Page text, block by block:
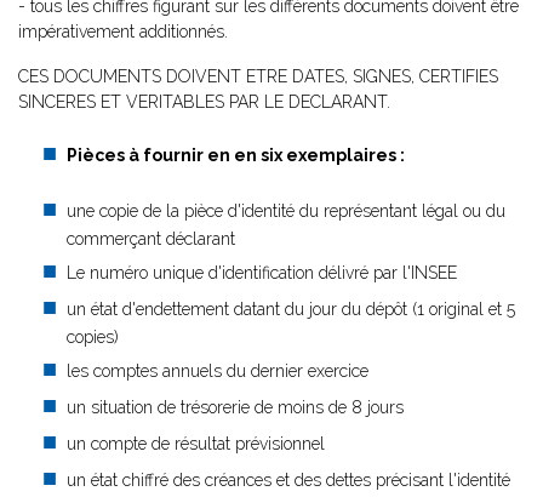
- tous les chiffres figurant sur les différents documents doivent être
impérativement additionnés.
CES DOCUMENTS DOIVENT ETRE DATES, SIGNES, CERTIFIES
SINCERES ET VERITABLES PAR LE DECLARANT.
Pièces à fournir en en six exemplaires :
une copie de la pièce d'identité du représentant légal ou du
commerçant déclarant
Le numéro unique d'identification délivré par l'INSEE
un état d'endettement datant du jour du dépôt (1 original et 5
copies)
les comptes annuels du dernier exercice
un situation de trésorerie de moins de 8 jours
un compte de résultat prévisionnel
un état chiffré des créances et des dettes précisant l'identité